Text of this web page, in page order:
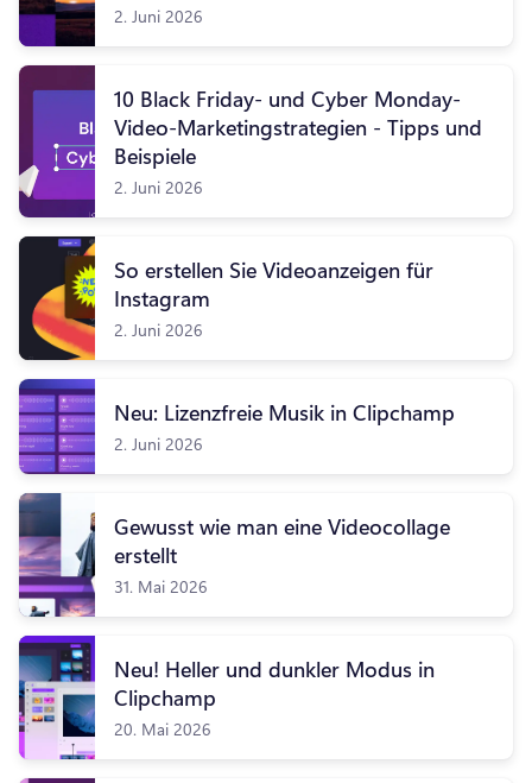
2. Juni 2026
10 Black Friday- und Cyber Monday-
Video-Marketingstrategien - Tipps und
Beispiele
2. Juni 2026
So erstellen Sie Videoanzeigen für
Instagram
2. Juni 2026
Neu: Lizenzfreie Musik in Clipchamp
2. Juni 2026
Gewusst wie man eine Videocollage
erstellt
31. Mai 2026
Neu! Heller und dunkler Modus in
Clipchamp
20. Mai 2026